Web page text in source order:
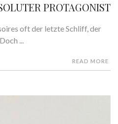
PROTAGONIST
oft der letzte Schliff, der
...
READ MORE